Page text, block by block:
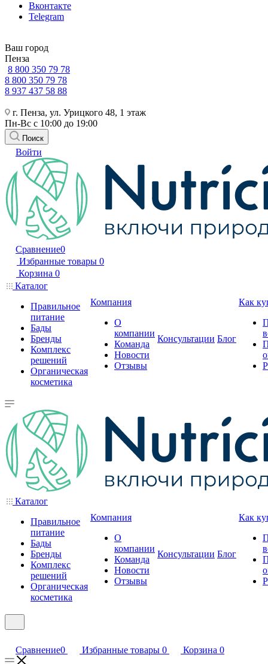
Вконтакте
Telegram
Ваш город
Пенза
8 800 350 79 78
8 800 350 79 78
8 937 437 58 88
г. Пенза, ул. Урицкого 48, 1 этаж
Пн-Вс с 10:00 до 19:00
Поиск
Войти
Сравнение0
Избранные товары 0
Корзина 0
Каталог
Правильное
питание
Бады
Бренды
Комплекс
решений
Органическая
косметика
Компания
О
компании
Команда
Новости
Отзывы
Консультации Блог
Как
Каталог
Правильное
питание
Бады
Бренды
Комплекс
решений
Органическая
косметика
Компания
О
компании
Команда
Новости
Отзывы
Консультации Блог
Как
Сравнение0 Избранные товары 0 Корзина 0